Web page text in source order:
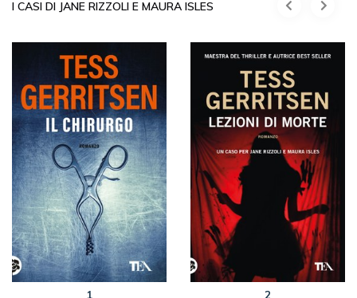
I CASI DI JANE RIZZOLI E MAURA ISLES
1 2